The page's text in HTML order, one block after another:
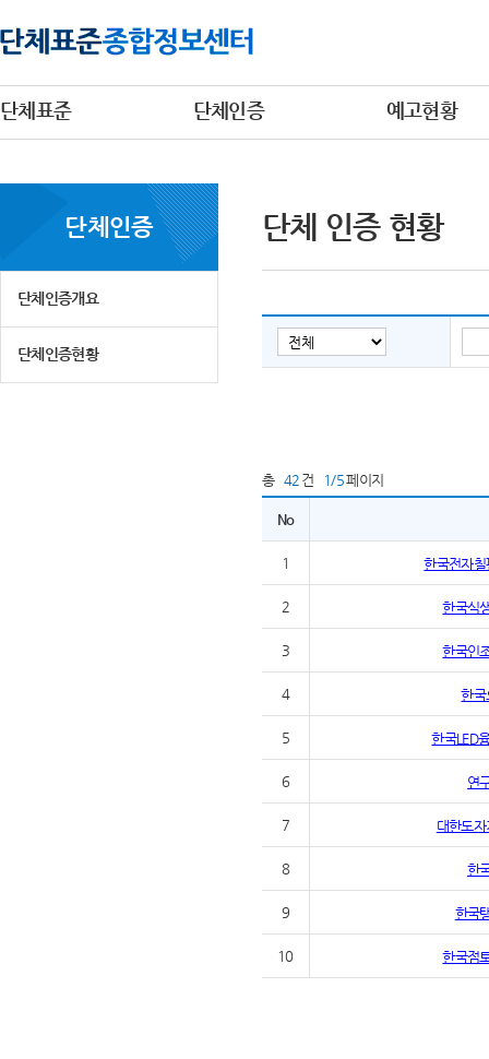
단체표준 단체인증 예고현황
단체인증
단체인증개요
단체인증현황
단체 인증 현황
총 42 건 1/5페이지
No
1 한국전자
2 한국식
3 한국인
4 한국
5 한국LED
6 연
7 대한도
8 한
9 한국
10 한국점